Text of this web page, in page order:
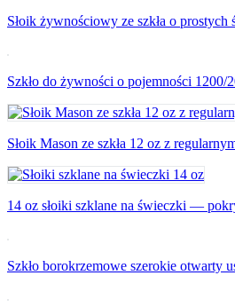
Słoik żywnościowy ze szkła o
Szkło do żywności o pojemności
Słoik Mason ze szkła 12 oz z
14 oz słoiki szklane na świeczki —
Szkło borokrzemowe szerokie otwarty